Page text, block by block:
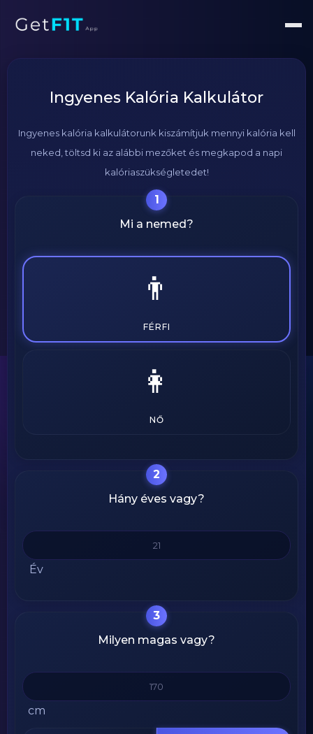
Ingyenes Kalória Kalkulátor
Ingyenes kalória kalkulátorunk kiszámítjuk mennyi kalória kell
neked, töltsd ki az alábbi mezőket és megkapod a napi
kalóriaszükségletedet!
1
Mi a nemed?
👨
FÉRFI
👩
NŐ
2
Hány éves vagy?
Év
3
Milyen magas vagy?
cm